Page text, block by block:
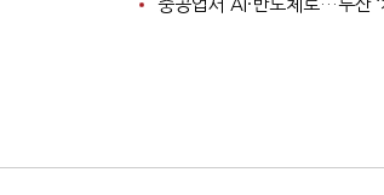
중공업서 AI·반도체로…두산 ‘